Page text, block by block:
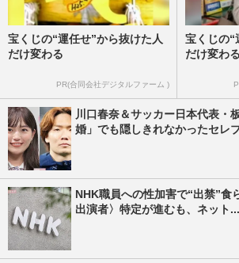
宝くじの“運任せ”から抜けた人
だけ変わる
PR(合同会社デジタルファーム )
宝くじの“
だけ変わる
川口春奈＆サッカー日本代表・
婚」でも隠しきれなかったセレ
NHK職員への性加害で“出禁”食
出演者〉特定が進むも、ネット...